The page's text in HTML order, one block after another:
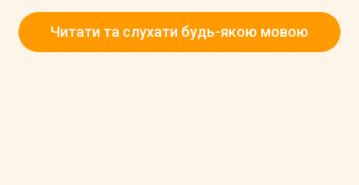
Читати та слухати будь-якою мовою